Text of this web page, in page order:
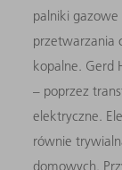
palniki gazowe
przetwarzania
kopalne. Gerd
– poprzez
elektryczne.
równie
domowych.